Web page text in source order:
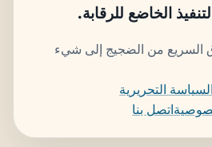
الخاضع للرقابة.
السريع من الضجيج إلى شيء
السياسة التحريرية
اتصل بنا